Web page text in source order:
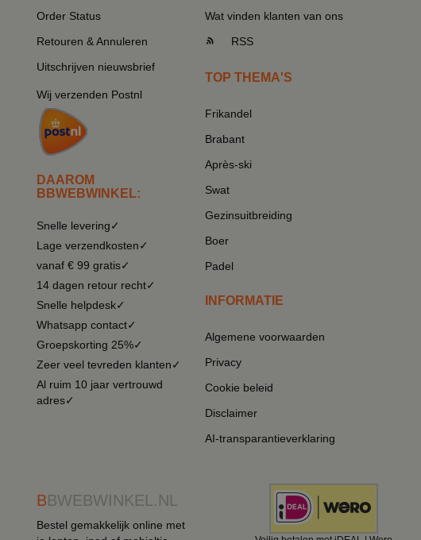
Order Status
Retouren & Annuleren
Uitschrijven nieuwsbrief
Wij verzenden Postnl
DAAROM
BBWEBWINKEL:
Snelle levering✓
Lage verzendkosten✓
vanaf € 99 gratis✓
14 dagen retour recht✓
Snelle helpdesk✓
Whatsapp contact✓
Groepskorting 25%✓
Zeer veel tevreden klanten✓
Al ruim 10 jaar vertrouwd
adres✓
Wat vinden klanten van ons
RSS
TOP THEMA'S
Frikandel
Brabant
Après-ski
Swat
Gezinsuitbreiding
Boer
Padel
INFORMATIE
Algemene voorwaarden
Privacy
Cookie beleid
Disclaimer
AI-transparantieverklaring
BBWEBWINKEL.NL
Bestel gemakkelijk online met